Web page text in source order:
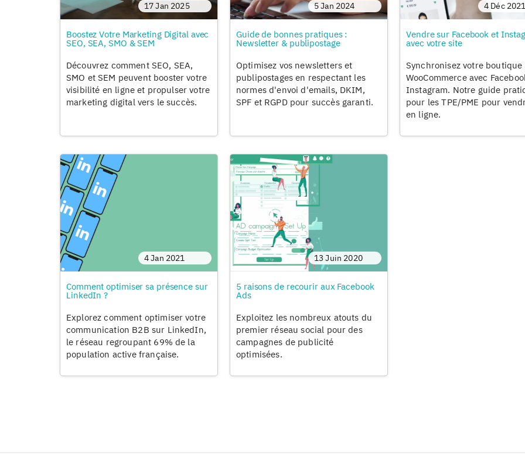
17 Jan 2025
Boostez Votre Marketing Digital avec
SEO, SEA, SMO & SEM
Découvrez comment SEO, SEA,
SMO et SEM peuvent booster votre
visibilité en ligne et propulser votre
marketing digital vers le succès.
5 Jan 2024
Guide de bonnes pratiques :
Newsletter & publipostage
Optimisez vos newsletters et
publipostages en respectant les
normes d'envoi d'emails, DKIM,
SPF et RGPD pour succès garanti.
4 Déc
Vendre sur Facebook et
avec votre site
Synchronisez votre boutique
WooCommerce avec
Instagram. Notre guide
pour les TPE/PME pour
en ligne.
4 Jan 2021
Comment optimiser sa présence sur
LinkedIn ?
Explorez comment optimiser votre
communication B2B sur LinkedIn,
le réseau regroupant 69% de la
population active française.
13 Juin 2020
5 raisons de recourir aux Facebook
Ads
Exploitez les nombreux atouts du
premier réseau social pour des
campagnes de publicité
optimisées.